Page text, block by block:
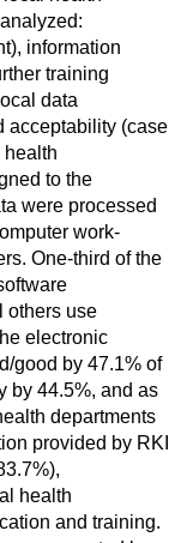
information
training
data
acceptability (case
health
to the
were processed
work-
One-third of the
others use
electronic
good by 47.1% of
by 44.5%, and as
departments
provided by RKI
health
and training.